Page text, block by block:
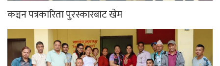
कञ्चन पत्रकारिता पुरस्कारबाट खेम